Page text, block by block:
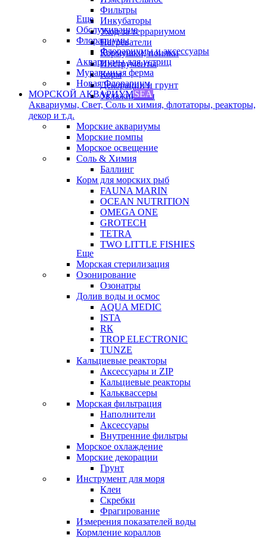
Фильтры
Инкубаторы
Уход за террариумом
Нагреватели
Кормушки, поилки
Инструменты
Корм
Декорации и грунт
Увлажнители
Еще
Обслуживание
Флорариумы
Флорариумы и аксессуары
Аквариумы для устриц
Муравьиная ферма
Новая Флорариум
МОРСКОЙ АКВАРИУМSEA
Аквариумы, Свет, Соль и химия, флотаторы, реакторы,
декор и т.д.
Морские аквариумы
Морские помпы
Морское освещение
Соль & Химия
Баллинг
Корм для морских рыб
FAUNA MARIN
OCEAN NUTRITION
OMEGA ONE
GROTECH
TETRA
TWO LITTLE FISHIES
Еще
Морская стерилизация
Озонирование
Озонатры
Долив воды и осмос
AQUA MEDIC
ISTA
RК
TROP ELECTRONIC
TUNZE
Кальциевые реакторы
Аксессуары и ZIP
Кальциевые реакторы
Кальквассеры
Морская фильтрация
Наполнители
Аксессуары
Внутренние фильтры
Морское охлаждение
Морские декорации
Грунт
Инструмент для моря
Клеи
Скребки
Фрагирование
Измерения показателей воды
Кормление кораллов